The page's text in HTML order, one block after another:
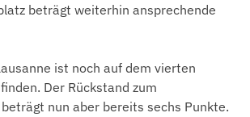
beträgt weiterhin ansprechende
ist noch auf dem vierten
Der Rückstand zum
nun aber bereits sechs Punkte.